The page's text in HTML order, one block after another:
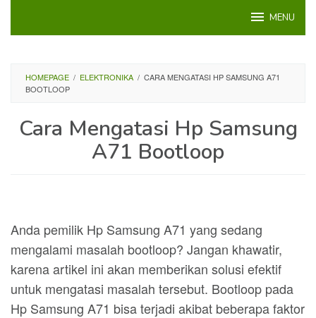
MENU
HOMEPAGE / ELEKTRONIKA / CARA MENGATASI HP SAMSUNG A71
BOOTLOOP
Cara Mengatasi Hp Samsung
A71 Bootloop
Anda pemilik Hp Samsung A71 yang sedang
mengalami masalah bootloop? Jangan khawatir,
karena artikel ini akan memberikan solusi efektif
untuk mengatasi masalah tersebut. Bootloop pada
Hp Samsung A71 bisa terjadi akibat beberapa faktor